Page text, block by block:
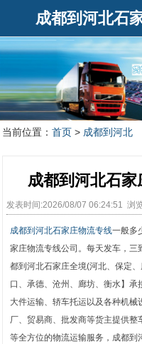
当前位置： 首页> 成都到河北
成都到河北石
发表时间:2026/08/07 06:24:51 浏
成都到河北石家庄物流专线一般多
家庄物流专线公司。每天发车，
都到河北石家庄全境(河北、保定
口、承德、沧州、廊坊、衡水】承
大件运输、轿车托运以及各种机
厂、贸易商、批发商等货主提供整
等全方位的物流运输服务，成都到